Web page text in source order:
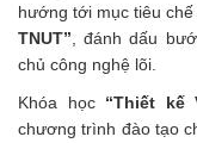
hướng tới mục tiêu
TNUT” , đánh dấu
chủ công nghệ lõi.
Khóa học “Thiết kế
chương trình đào tạo